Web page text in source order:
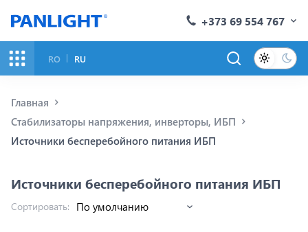
+373 69 554 767
RO RU
Главная
Стабилизаторы напряжения, инверторы, ИБП
Источники бесперебойного питания ИБП
Источники бесперебойного питания ИБП
Сортировать: